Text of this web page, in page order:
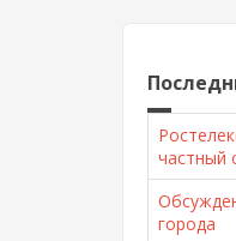
частный
города